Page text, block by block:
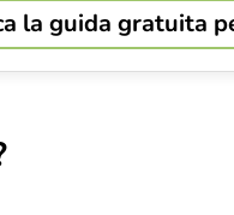
la guida gratuita